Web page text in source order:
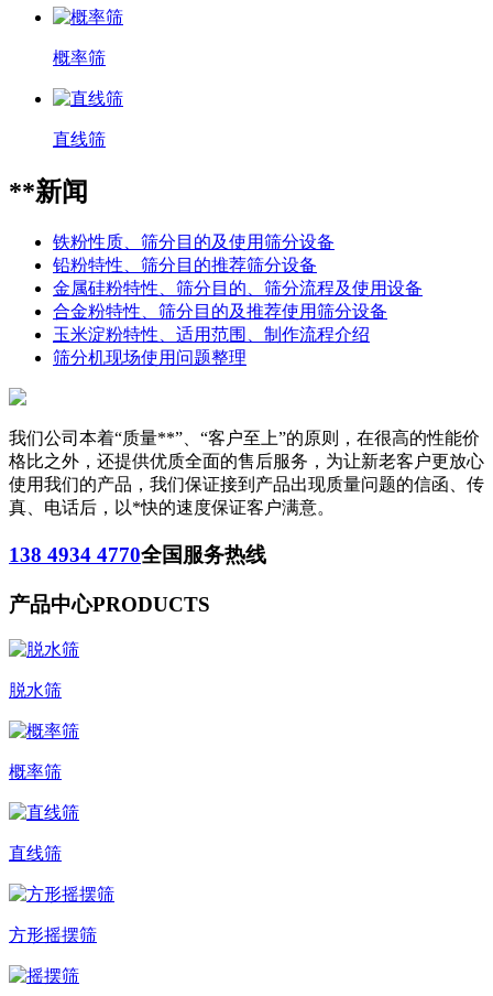
概率筛
直线筛
**新闻
铁粉性质、筛分目的及使用筛分设备
铅粉特性、筛分目的推荐筛分设备
金属硅粉特性、筛分目的、筛分流程及使用设备
合金粉特性、筛分目的及推荐使用筛分设备
玉米淀粉特性、适用范围、制作流程介绍
筛分机现场使用问题整理
我们公司本着“质量**”、“客户至上”的原则，在很高的性能价
格比之外，还提供优质全面的售后服务，为让新老客户更放心
使用我们的产品，我们保证接到产品出现质量问题的信函、传
真、电话后，以*快的速度保证客户满意。
138 4934 4770全国服务热线
产品中心PRODUCTS
脱水筛
概率筛
直线筛
方形摇摆筛